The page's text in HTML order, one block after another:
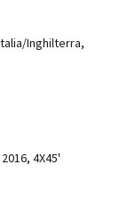
Inghilterra,
4X45'